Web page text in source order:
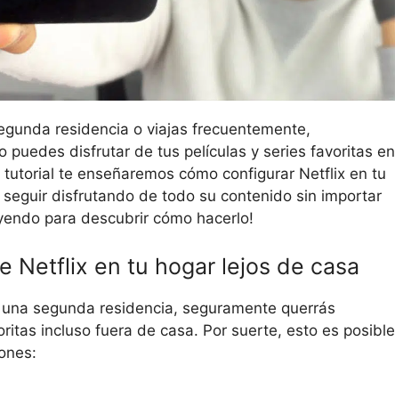
residencia o viajas frecuentemente,
puedes disfrutar de tus películas y series favoritas en
te enseñaremos cómo configurar Netflix en tu
disfrutando de todo su contenido sin importar
para descubrir cómo hacerlo!
Netflix en tu hogar lejos de casa
segunda residencia, seguramente querrás
incluso fuera de casa. Por suerte, esto es posible